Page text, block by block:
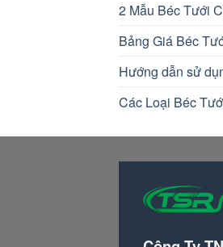
2 Mẫu Béc Tưới
Bảng Giá Béc
Hướng dẫn sử
Các Loại Béc